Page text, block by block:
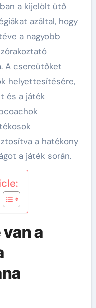
a kijelölt ütő
azáltal, hogy
a nagyobb
A csereütőket
helyettesítésére,
és a játék
a hatékony
a játék során.
a